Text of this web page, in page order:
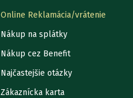
Online Reklamácia/vrátenie
Nákup na splátky
Nákup cez Benefit
Najčastejšie otázky
Zákaznícka karta